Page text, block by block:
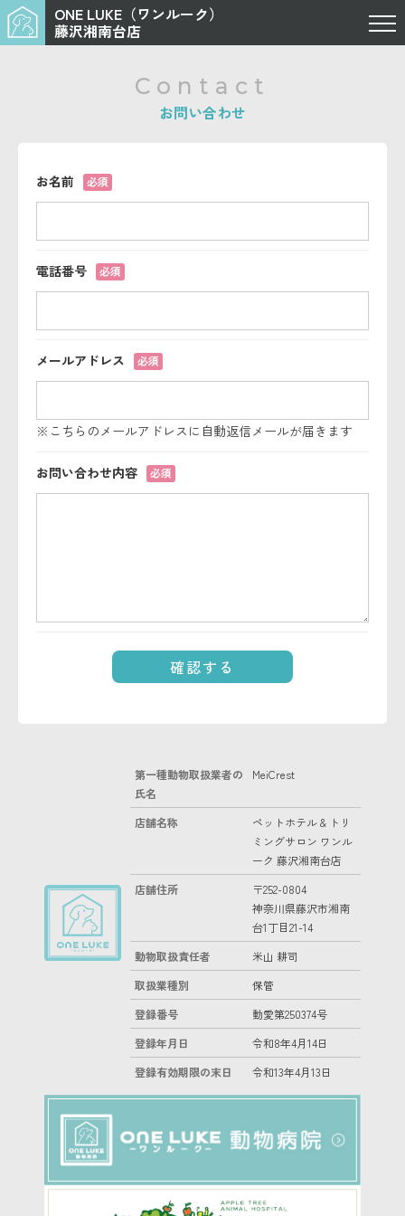
ONE LUKE（ワンルーク）
藤沢湘南台店
Contact
お問い合わせ
お名前 必須
電話番号 必須
メールアドレス 必須
※こちらのメールアドレスに自動返信メールが届きます
お問い合わせ内容 必須
第一種動物取扱業者の
氏名
MeiCrest
店舗名称
ペットホテル & トリ
ミングサロン ワンル
ーク 藤沢湘南台店
店舗住所
〒252-0804
神奈川県藤沢市湘南
台1丁目21-14
動物取扱責任者
米山 耕司
取扱業種別
保管
登録番号
動愛第250374号
登録年月日
令和8年4月14日
登録有効期限の末日
令和13年4月13日